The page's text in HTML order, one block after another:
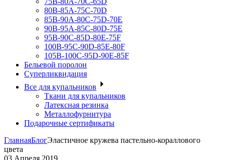
80В-85А-75С-70D
85В-90А-80С-75D-70E
90B-95A-85C-80D-75E
95B-90C-85D-80E-75F
100B-95C-90D-85E-80F
105B-100C-95D-90E-85F
Бельевой поролон
Суперликвидация
Все для купальников
Ткани для купальников
Латексная резинка
Металлофурнитура
Подарочные сертификаты
ГлавнаяБлогЭластичное кружева пастельно-кораллового
цвета
03 Апреля 2019